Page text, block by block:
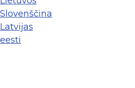
Slovenščina
Latvijas
eesti